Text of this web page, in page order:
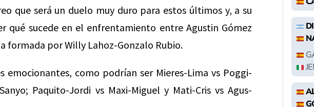
que será un duelo muy duro para estos últimos y, a su
qué sucede en el enfrentamiento entre Agustin Gómez
formada por Willy Lahoz-Gonzalo Rubio.
emocionantes, como podrían ser Mieres-Lima vs Poggi-
Paquito-Jordi vs Maxi-Miguel y Mati-Cris vs Agus-